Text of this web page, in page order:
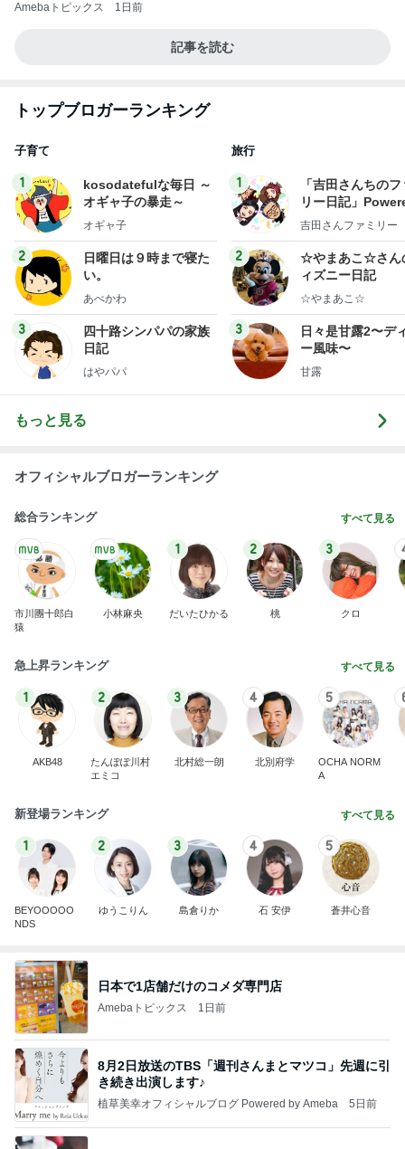
Amebaトピックス 1日前
記事を読む
トップブロガーランキング
子育て
1
kosodatefulな毎日 ～
オギャ子の暴走～
オギャ子
2
日曜日は９時まで寝た
い。
あべかわ
3
四十路シンパパの家族
日記
はやパパ
旅行
1
「吉田さんちの
リー日記」
y Ameba 吉田さ
ログ
吉田さんファミリー
2
☆やまあこ☆さん
ィズニー日記
☆やまあこ☆
3
日々是甘露2〜デ
ー風味〜
甘露
もっと見る
オフィシャルブロガーランキング
総合ランキング すべて見る
市川團十郎白
猿
小林麻央
1
だいたひかる
2
桃
3
クロ
急上昇ランキング すべて見る
1
AKB48
2
たんぽぽ川村
エミコ
3
北村総一朗
4
北別府学
5
OCHA NORM
A
新登場ランキング すべて見る
1
BEYOOOOO
NDS
2
ゆうこりん
3
島倉りか
4
石 安伊
5
蒼井心音
日本で1店舗だけのコメダ専門店
Amebaトピックス 1日前
8月2日放送のTBS「週刊さんまとマツコ」先週に引
き続き出演します♪
植草美幸オフィシャルブログ Powered by Ameba 5日前